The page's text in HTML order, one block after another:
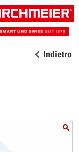
Indietro